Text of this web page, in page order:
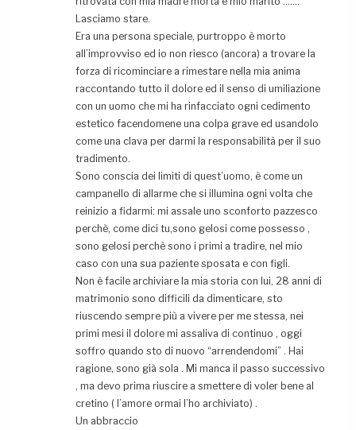
Lasciamo stare.
Era una persona speciale, purtroppo è morto
all’improvviso ed io non riesco (ancora) a trovare la
forza di ricominciare a rimestare nella mia anima
raccontando tutto il dolore ed il senso di umiliazione
con un uomo che mi ha rinfacciato ogni cedimento
estetico facendomene una colpa grave ed usandolo
come una clava per darmi la responsabilità per il suo
tradimento.
Sono conscia dei limiti di quest’uomo, è come un
campanello di allarme che si illumina ogni volta che
reinizio a fidarmi: mi assale uno sconforto pazzesco
perchè, come dici tu,sono gelosi come possesso ,
sono gelosi perchè sono i primi a tradire, nel mio
caso con una sua paziente sposata e con figli.
Non è facile archiviare la mia storia con lui, 28 anni di
matrimonio sono difficili da dimenticare, sto
riuscendo sempre più a vivere per me stessa, nei
primi mesi il dolore mi assaliva di continuo , oggi
soffro quando sto di nuovo “arrendendomi” . Hai
ragione, sono già sola . Mi manca il passo successivo
, ma devo prima riuscire a smettere di voler bene al
cretino ( l’amore ormai l’ho archiviato) .
Un abbraccio